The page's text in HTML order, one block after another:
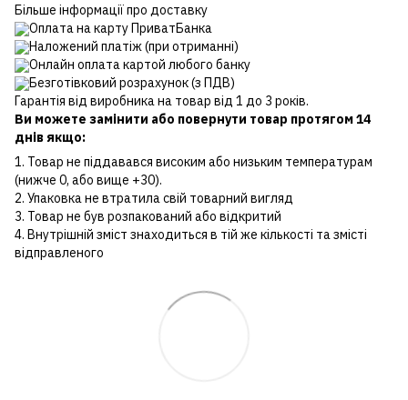
Більше інформації про доставку
Оплата на карту ПриватБанка
Наложений платіж (при отриманні)
Онлайн оплата картой любого банку
Безготівковий розрахунок (з ПДВ)
Гарантія від виробника на товар від 1 до 3 років.
Ви можете замінити або повернути товар протягом 14
днів якщо:
1. Товар не піддавався високим або низьким температурам
(нижче 0, або вище +30).
2. Упаковка не втратила свій товарний вигляд
3. Товар не був розпакований або відкритий
4. Внутрішній зміст знаходиться в тій же кількості та змісті
відправленого